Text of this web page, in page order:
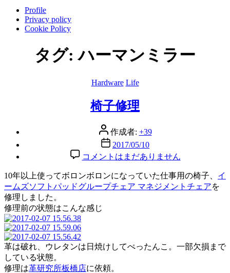
Profile
Privacy policy
Cookie Policy
タグ: ハーマンミラー
カ
ゴ
リ
Hardware Life
椅子修理
投
稿
者
作成者: +39
投
稿
2017/05/10
椅
修
理
の
コメントはまだありません
10年以上使ってボロンボロンになっていた仕事用の椅子、 イ
ームズソフトパッドグループチェア マネジメントチェアを
修理しました。
修理前の状態はこんな感じ
革は破れ、ウレタンは日焼けしてぺったんこ。一部欠損まで
している状態。
修理は革研究所板橋店に依頼。